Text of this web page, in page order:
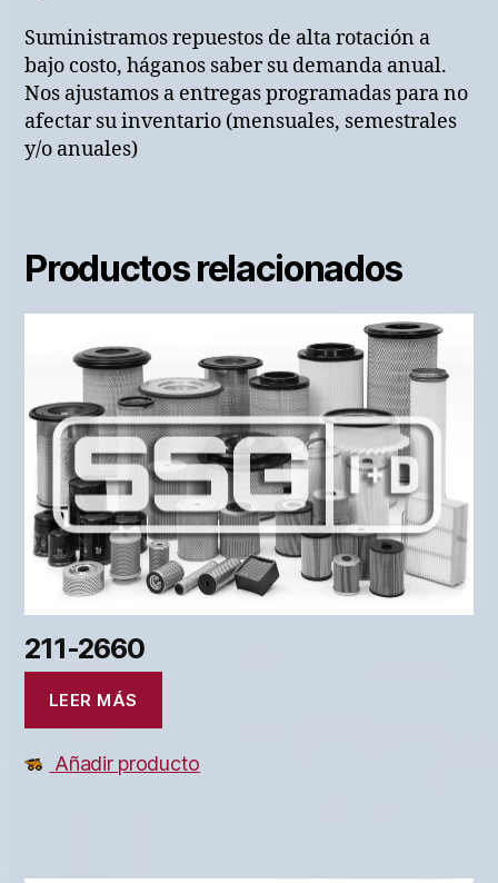
Suministramos repuestos de alta rotación a
bajo costo, háganos saber su demanda anual.
Nos ajustamos a entregas programadas para no
afectar su inventario (mensuales, semestrales
y/o anuales)
Productos relacionados
211-2660
LEER MÁS
Añadir producto